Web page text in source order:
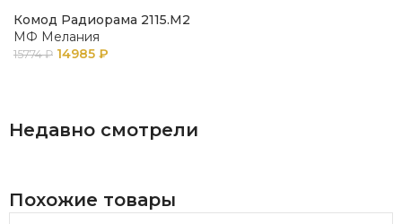
Комод Радиорама 2115.М2
МФ Мелания
15774₽ 14985 ₽
Недавно смотрели
Похожие товары